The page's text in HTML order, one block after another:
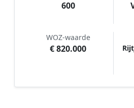
600
WOZ-waarde
€ 820.000